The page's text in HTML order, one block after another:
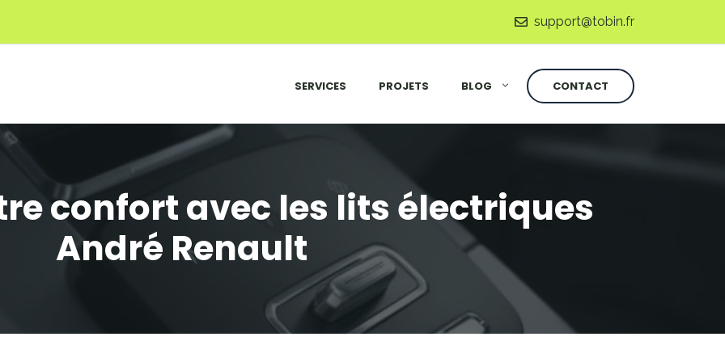
support@tobin.fr
SERVICES PROJETS BLOG CONTACT
confort avec les lits électriques
André Renault